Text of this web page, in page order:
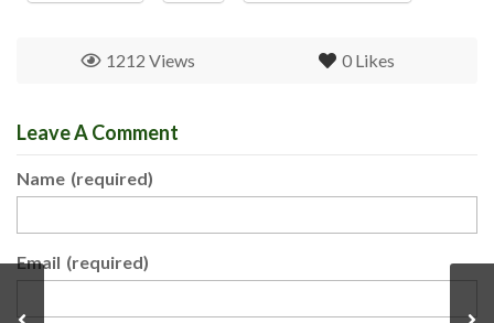
0 Likes
1212 Views
Leave A Comment
Name (required)
Email (required)